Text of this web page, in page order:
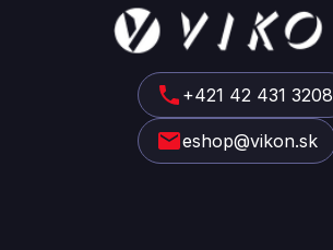
+421 42 431 3208
eshop@vikon.sk